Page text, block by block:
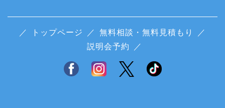
／ トップページ ／ 無料相談・無料見積もり
／
説明会予約 ／